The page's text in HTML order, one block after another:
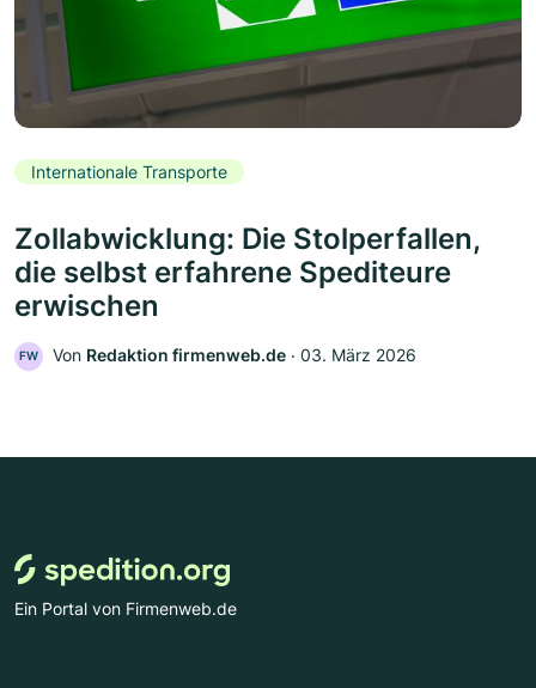
Internationale Transporte
Zollabwicklung: Die Stolperfallen,
die selbst erfahrene Spediteure
erwischen
FW Von Redaktion firmenweb.de ‧ 03. März 2026
Ein Portal von Firmenweb.de